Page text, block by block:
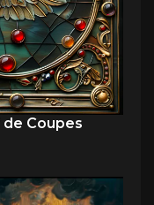
Coupes